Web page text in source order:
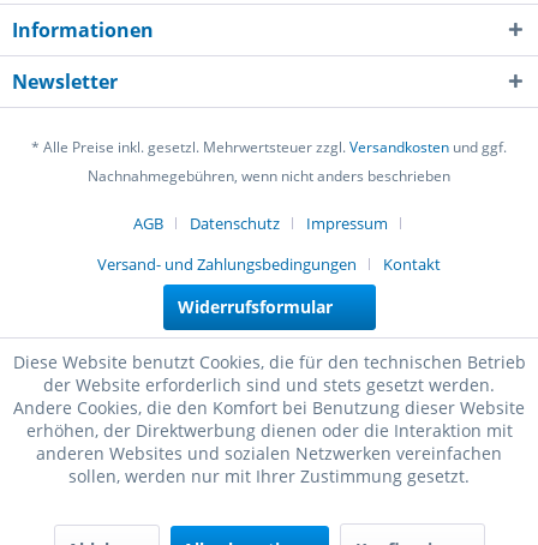
Informationen
Newsletter
* Alle Preise inkl. gesetzl. Mehrwertsteuer zzgl.Versandkosten und ggf.
Nachnahmegebühren, wenn nicht anders beschrieben
AGB Datenschutz
Impressum
Versand- und Zahlungsbedingungen
Kontakt
Widerrufsformular
Diese Website benutzt Cookies, die für den technischen Betrieb
der Website erforderlich sind und stets gesetzt werden.
Andere Cookies, die den Komfort bei Benutzung dieser Website
erhöhen, der Direktwerbung dienen oder die Interaktion mit
anderen Websites und sozialen Netzwerken vereinfachen
sollen, werden nur mit Ihrer Zustimmung gesetzt.